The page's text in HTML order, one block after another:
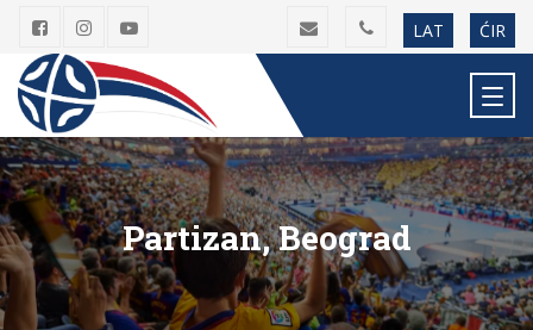
LAT ĆIR
Partizan, Beograd